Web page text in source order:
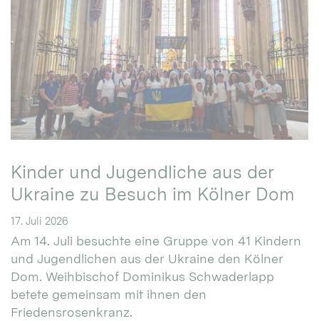
Kinder und Jugendliche aus der
Ukraine zu Besuch im Kölner Dom
17. Juli 2026
Am 14. Juli besuchte eine Gruppe von 41 Kindern
und Jugendlichen aus der Ukraine den Kölner
Dom. Weihbischof Dominikus Schwaderlapp
betete gemeinsam mit ihnen den
Friedensrosenkranz.